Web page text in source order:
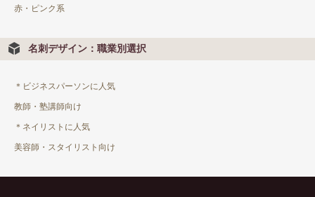
赤・ピンク系
名刺デザイン：職業別選択
＊ビジネスパーソンに人気
教師・塾講師向け
＊ネイリストに人気
美容師・スタイリスト向け